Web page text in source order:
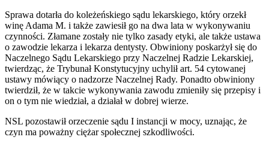
Sprawa dotarła do koleżeńskiego sądu lekarskiego, który orzekł
winę Adama M. i także zawiesił go na dwa lata w wykonywaniu
czynności. Złamane zostały nie tylko zasady etyki, ale także ustawa
o zawodzie lekarza i lekarza dentysty. Obwiniony poskarżył się do
Naczelnego Sądu Lekarskiego przy Naczelnej Radzie Lekarskiej,
twierdząc, że Trybunał Konstytucyjny uchylił art. 54 cytowanej
ustawy mówiący o nadzorze Naczelnej Rady. Ponadto obwiniony
twierdził, że w takcie wykonywania zawodu zmieniły się przepisy i
on o tym nie wiedział, a działał w dobrej wierze.
NSL pozostawił orzeczenie sądu I instancji w mocy, uznając, że
czyn ma poważny ciężar społecznej szkodliwości.